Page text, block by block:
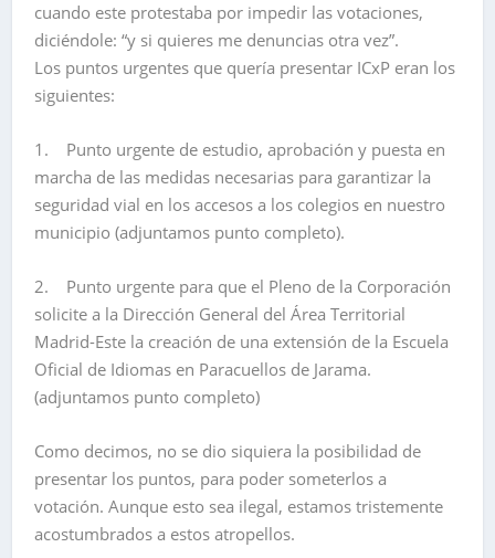
cuando este protestaba por impedir las votaciones,
diciéndole: “y si quieres me denuncias otra vez”.
Los puntos urgentes que quería presentar ICxP eran los
siguientes:
1. Punto urgente de estudio, aprobación y puesta en
marcha de las medidas necesarias para garantizar la
seguridad vial en los accesos a los colegios en nuestro
municipio (adjuntamos punto completo).
2. Punto urgente para que el Pleno de la Corporación
solicite a la Dirección General del Área Territorial
Madrid-Este la creación de una extensión de la Escuela
Oficial de Idiomas en Paracuellos de Jarama.
(adjuntamos punto completo)
Como decimos, no se dio siquiera la posibilidad de
presentar los puntos, para poder someterlos a
votación. Aunque esto sea ilegal, estamos tristemente
acostumbrados a estos atropellos.